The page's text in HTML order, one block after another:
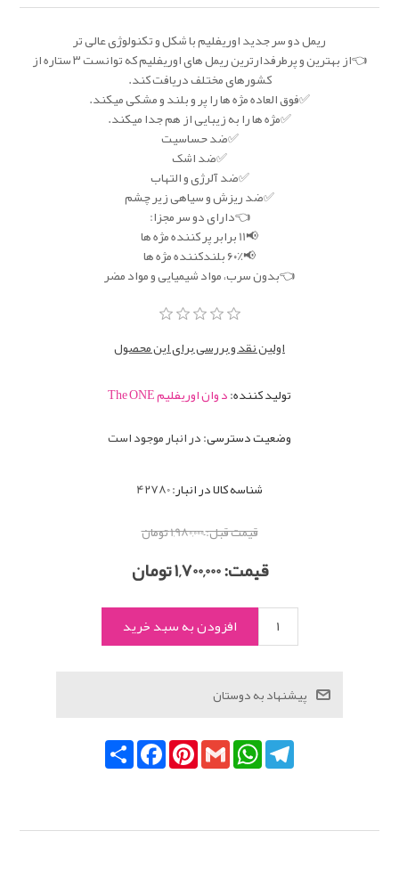
ریمل دو سر جدید اوریفلیم با شکل و تکنولوژی عالی تر
👈از بهترین و پرطرفدارترین ریمل های اوریفلیم که توانست ۳ ستاره از
کشورهای مختلف دریافت کند.
✅فوق العاده مژه ها را پر و بلند و مشکی میکند.
✅مژه ها را به زیبایی از هم جدا میکند.
✅ضد حساسیت
✅ضد اشک
✅ضد آلرژی و التهاب
✅ضد ریزش و سیاهی زیر چشم
👈دارای دو سر مجزا:
📢11 برابر پر کننده مژه ها
📢۶۰٪ بلندکننده مژه ها
👈بدون سرب، مواد شیمیایی و مواد مضر
اولین نقد و بررسی برای این محصول
تولید کننده:د وان اوریفلیم The ONE
وضعیت دسترسی:در انبار موجود است
شناسه کالا در انبار:42780
قیمت قبل:1,980,000 تومان
قیمت:1,700,000 تومان
اشتراکFacebookPinterestGmail
WhatsAppTelegram